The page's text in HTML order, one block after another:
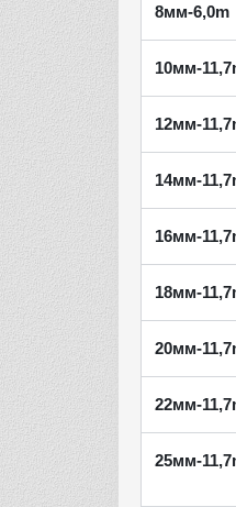
8мм-6,0m
10мм-
12мм-
14мм-
16мм-
18мм-
20мм-
22мм-
25мм-